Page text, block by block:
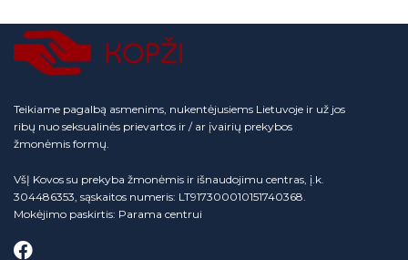
Teikiame pagalbą asmenims, nukentėjusiems Lietuvoje ir už jos
ribų nuo seksualinės prievartos ir / ar įvairių prekybos
žmonėmis formų.
VšĮ Kovos su prekyba žmonėmis ir išnaudojimu centras, į.k.
304486353, sąskaitos numeris: LT917300010151740368.
Mokėjimo paskirtis: Parama centrui